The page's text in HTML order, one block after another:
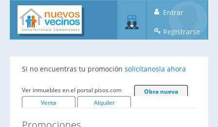
Entrar
Registrarse
Si no encuentras tu promoción solicítanosla ahora
Ver inmuebles en el portal pisos.com
Obra nueva
Venta
Alquiler